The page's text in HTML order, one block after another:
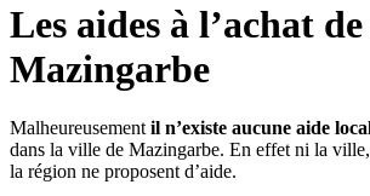
Les aides à l’achat
Mazingarbe
Malheureusement il n’existe aucune aide
dans la ville de Mazingarbe. En effet ni la
la région ne proposent d’aide.